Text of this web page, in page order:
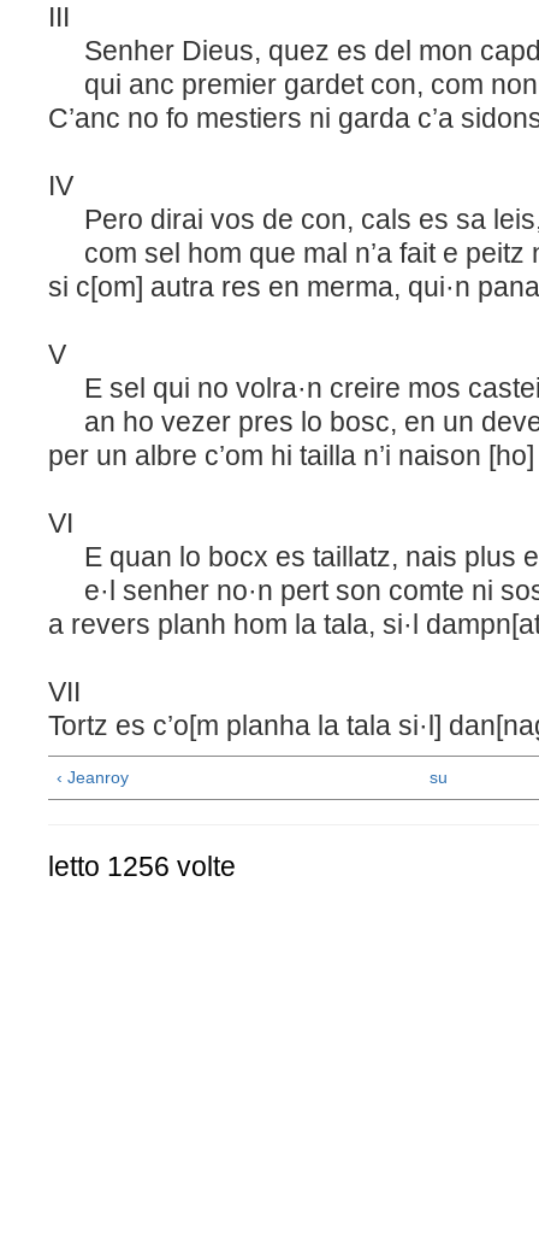
III
Senher Dieus, quez es del mon
qui anc premier gardet con, com
C’anc no fo mestiers ni garda c’a
IV
Pero dirai vos de con, cals es sa
com sel hom que mal n’a fait e peitz
si c[om] autra res en merma, qui·n
V
E sel qui no volra·n creire mos
an ho vezer pres lo bosc, en un
per un albre c’om hi tailla n’i naison
VI
E quan lo bocx es taillatz, nais plus
e·l senher no·n pert son comte ni
a revers planh hom la tala, si·l
VII
Tortz es c’o[m planha la tala si·l]
‹ Jeanroy su
letto 1256 volte